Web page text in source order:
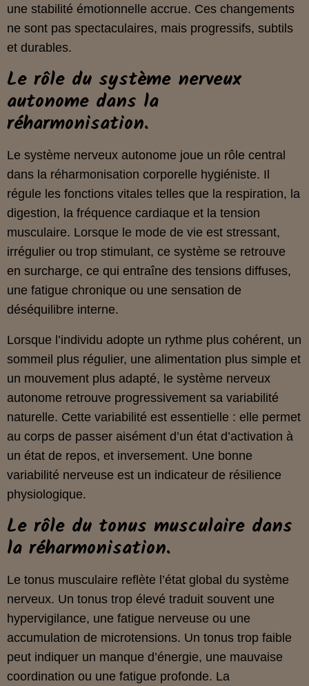
une stabilité émotionnelle accrue. Ces changements
ne sont pas spectaculaires, mais progressifs, subtils
et durables.
Le rôle du système nerveux
autonome dans la
réharmonisation.
Le système nerveux autonome joue un rôle central
dans la réharmonisation corporelle hygiéniste. Il
régule les fonctions vitales telles que la respiration, la
digestion, la fréquence cardiaque et la tension
musculaire. Lorsque le mode de vie est stressant,
irrégulier ou trop stimulant, ce système se retrouve
en surcharge, ce qui entraîne des tensions diffuses,
une fatigue chronique ou une sensation de
déséquilibre interne.
Lorsque l’individu adopte un rythme plus cohérent, un
sommeil plus régulier, une alimentation plus simple et
un mouvement plus adapté, le système nerveux
autonome retrouve progressivement sa variabilité
naturelle. Cette variabilité est essentielle : elle permet
au corps de passer aisément d’un état d’activation à
un état de repos, et inversement. Une bonne
variabilité nerveuse est un indicateur de résilience
physiologique.
Le rôle du tonus musculaire dans
la réharmonisation.
Le tonus musculaire reflète l’état global du système
nerveux. Un tonus trop élevé traduit souvent une
hypervigilance, une fatigue nerveuse ou une
accumulation de microtensions. Un tonus trop faible
peut indiquer un manque d’énergie, une mauvaise
coordination ou une fatigue profonde. La